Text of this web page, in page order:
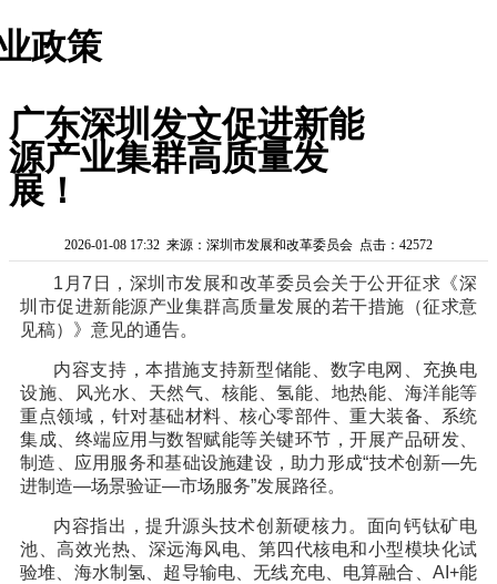
政策
广东深圳发文促进新能
源产业集群高质量发
展！
2026-01-08 17:32 来源：深圳市发展和改革委员会 点击：42572
1月7日，深圳市发展和改革委员会关于公开征求《深
圳市促进新能源产业集群高质量发展的若干措施（征求意
见稿）》意见的通告。
内容支持，本措施支持新型储能、数字电网、充换电
设施、风光水、天然气、核能、氢能、地热能、海洋能等
重点领域，针对基础材料、核心零部件、重大装备、系统
集成、终端应用与数智赋能等关键环节，开展产品研发、
制造、应用服务和基础设施建设，助力形成“技术创新—先
进制造—场景验证—市场服务”发展路径。
内容指出，提升源头技术创新硬核力。面向钙钛矿电
池、高效光热、深远海风电、第四代核电和小型模块化试
验堆、海水制氢、超导输电、无线充电、电算融合、AI+能